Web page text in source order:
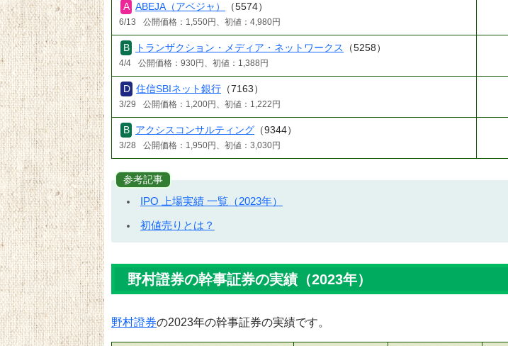
ABEJA（アベジャ） （5574）
6/13 公開価格：1,550円、初値：4,980円
トランザクション・メディア・ネットワークス （5258）
4/4 公開価格：930円、初値：1,388円
住信SBIネット銀行 （7163）
3/29 公開価格：1,200円、初値：1,222円
アクシスコンサルティング （9344）
3/28 公開価格：1,950円、初値：3,030円
参考記事
IPO 上場実績 一覧（2023年）
初値売りとは？
野村證券の幹事証券の実績（2023年）
野村證券の2023年の幹事証券の実績です。